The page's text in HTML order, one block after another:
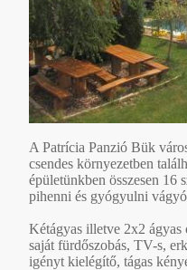
A Patrícia Panzió Bük
csendes környezetben
épületünkben összesen 16
pihenni és gyógyulni
Kétágyas illetve 2x2
saját fürdőszobás, TV-s,
igényt kielégítő, tágas